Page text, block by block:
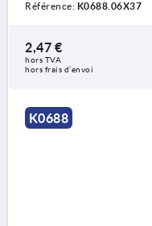
Référence: K0688.06X37
2,47 €
hors TVA
hors frais d’envoi
K0688